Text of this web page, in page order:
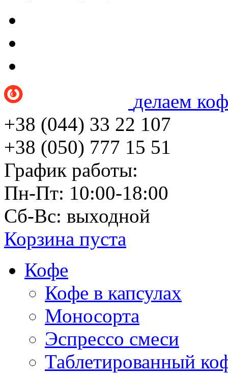
делаем
+38 (044) 33 22 107
+38 (050) 777 15 51
График работы:
Пн-Пт: 10:00-18:00
Сб-Вс: выходной
Корзина пуста
Кофе
Кофе в капсулах
Моносорта
Эспрессо смеси
Таблетированный